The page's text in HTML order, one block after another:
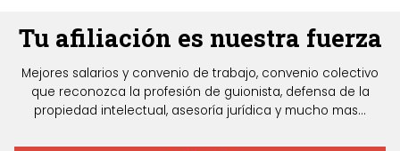
Tu afiliación es nuestra fuerza
Mejores salarios y convenio de trabajo, convenio colectivo
que reconozca la profesión de guionista, defensa de la
propiedad intelectual, asesoría jurídica y mucho mas...